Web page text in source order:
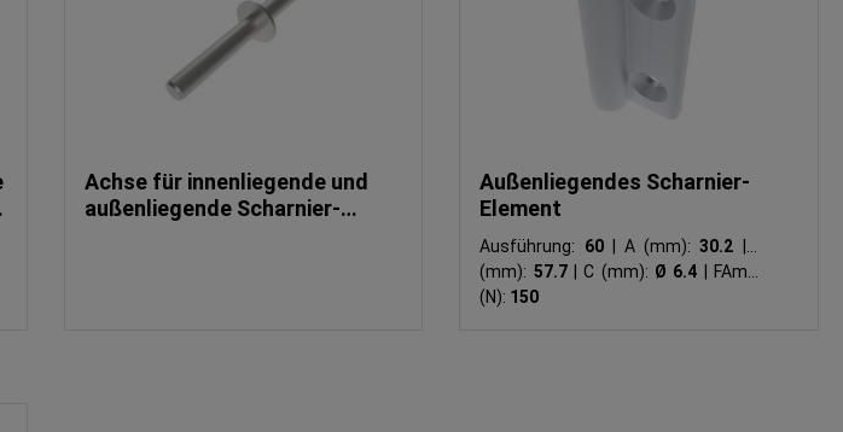
Achse für innenliegende und
außenliegende Scharnier-
Außenliegendes Scharnier-
Element
Ausführung: 60 A (mm):30.2
(mm): 57.7 C (mm): Ø 6.4
FAmax
(N): 150